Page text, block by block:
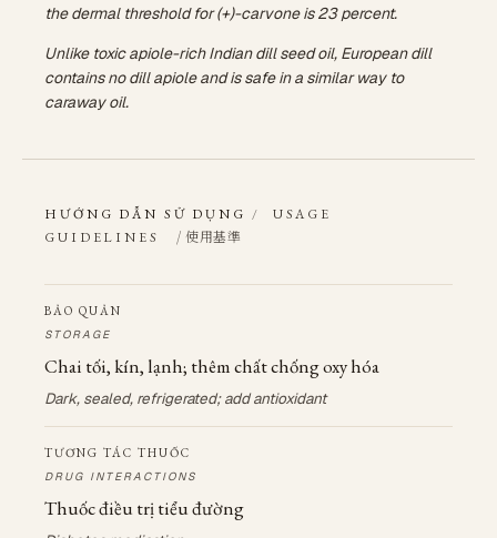
the dermal threshold for (+)-carvone is 23 percent.
Unlike toxic apiole-rich Indian dill seed oil, European dill
contains no dill apiole and is safe in a similar way to
caraway oil.
HƯỚNG DẪN SỬ DỤNG /
USAGE
GUIDELINES
/ 使用基準
BẢO QUẢN
STORAGE
Chai tối, kín, lạnh; thêm chất chống oxy hóa
Dark, sealed, refrigerated; add antioxidant
TƯƠNG TÁC THUỐC
DRUG INTERACTIONS
Thuốc điều trị tiểu đường